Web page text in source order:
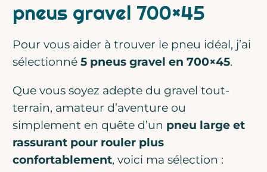
pneus gravel 700×45
Pour vous aider à trouver le pneu idéal, j’ai
sélectionné5 pneus gravel en 700×45.
Que vous soyez adepte du gravel tout-
terrain, amateur d’aventure ou
simplement en quête d’un pneu large et
rassurant pour rouler plus
confortablement, voici ma sélection :